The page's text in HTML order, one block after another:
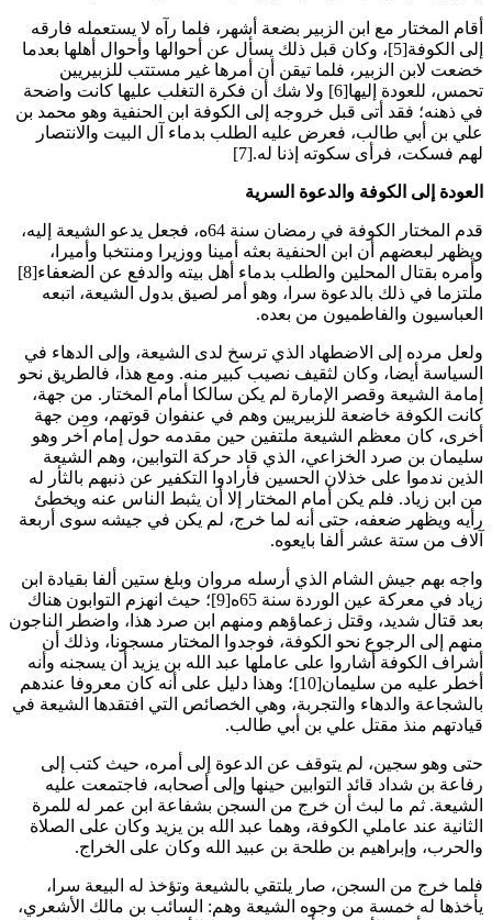
أقام المختار مع ابن الزبير بضعة أشهر، فلما رآه لا يستعمله فارقه
إلى الكوفة[5]، وكان قبل ذلك يسأل عن أحوالها وأحوال أهلها بعدما
خضعت لابن الزبير، فلما تيقن أن أمرها غير مستتب للزبيريين
تحمس، للعودة إليها[6] ولا شك أن فكرة التغلب عليها كانت واضحة
في ذهنه؛ فقد أتى قبل خروجه إلى الكوفة ابن الحنفية وهو محمد بن
علي بن أبي طالب، فعرض عليه الطلب بدماء آل البيت والانتصار
لهم فسكت، فرأى سكوته إذنا له[7].
العودة إلى الكوفة والدعوة السرية
قدم المختار الكوفة في رمضان سنة 64ه، فجعل يدعو الشيعة إليه،
ويظهر لبعضهم أن ابن الحنفية بعثه أمينا ووزيرا ومنتخبا وأميرا،
وأمره بقتال المحلين والطلب بدماء أهل بيته والدفع عن الضعفاء[8]
ملتزما في ذلك بالدعوة سرا، وهو أمر لصيق بدول الشيعة، اتبعه
العباسيون والفاطميون من بعده.
ولعل مرده إلى الاضطهاد الذي ترسخ لدى الشيعة، وإلى الدهاء في
السياسة أيضا، وكان لثقيف نصيب كبير منه. ومع هذا، فالطريق نحو
إمامة الشيعة وقصر الإمارة لم يكن سالكا أمام المختار. من جهة،
كانت الكوفة خاضعة للزبيريين وهم في عنفوان قوتهم، ومن جهة
أخرى، كان معظم الشيعة ملتفين حين مقدمه حول إمام آخر وهو
سليمان بن صرد الخزاعي، الذي قاد حركة التوابين، وهم الشيعة
الذين ندموا على خذلان الحسين فأرادوا التكفير عن ذنبهم بالثأر له
من ابن زياد. فلم يكن أمام المختار إلا أن يثبط الناس عنه ويخطئ
رأيه ويظهر ضعفه، حتى أنه لما خرج، لم يكن في جيشه سوى أربعة
آلاف من ستة عشر ألفا بايعوه.
واجه بهم جيش الشام الذي أرسله مروان وبلغ ستين ألفا بقيادة ابن
زياد في معركة عين الوردة سنة 65ه[9]؛ حيث انهزم التوابون هناك
بعد قتال شديد، وقتل زعماؤهم ومنهم ابن صرد هذا، واضطر الناجون
منهم إلى الرجوع نحو الكوفة، فوجدوا المختار مسجونا، وذلك أن
أشراف الكوفة أشاروا على عاملها عبد الله بن يزيد أن يسجنه وأنه
أخطر عليه من سليمان[10]؛ وهذا دليل على أنه كان معروفا عندهم
بالشجاعة والدهاء والتجربة، وهي الخصائص التي افتقدها الشيعة في
قيادتهم منذ مقتل علي بن أبي طالب.
حتى وهو سجين، لم يتوقف عن الدعوة إلى أمره، حيث كتب إلى
رفاعة بن شداد قائد التوابين حينها وإلى أصحابه، فاجتمعت عليه
الشيعة. ثم ما لبث أن خرج من السجن بشفاعة ابن عمر له للمرة
الثانية عند عاملي الكوفة، وهما عبد الله بن يزيد وكان على الصلاة
والحرب، وإبراهيم بن طلحة بن عبيد الله وكان على الخراج.
فلما خرج من السجن، صار يلتقي بالشيعة وتؤخذ له البيعة سرا،
يأخذها له خمسة من وجوه الشيعة وهم: السائب بن مالك الأشعري،